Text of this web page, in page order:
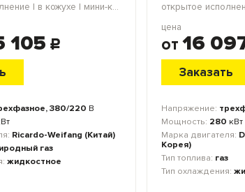
открытое исполнение | в кожухе | мини-контейнер | блок-контейнер | морской контейнер
105 c
380/220 В
Ricardo-Weifang (Китай)
газ
жидкостное
цена
от 16
Заказать
Напряжение:
Мощность: 280 кВт
Марка двигателя:
Корея)
Тип топлива: газ
Тип охлаждения: